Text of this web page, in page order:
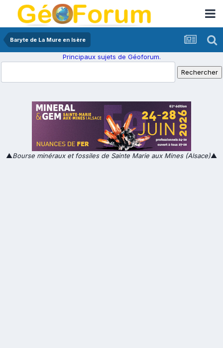
Baryte de La Mure en Isère
Principaux sujets de Géoforum.
▲Bourse minéraux et fossiles de Sainte Marie aux Mines (Alsace)▲